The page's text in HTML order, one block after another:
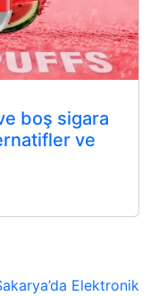
boş sigara
ve
Elektronik